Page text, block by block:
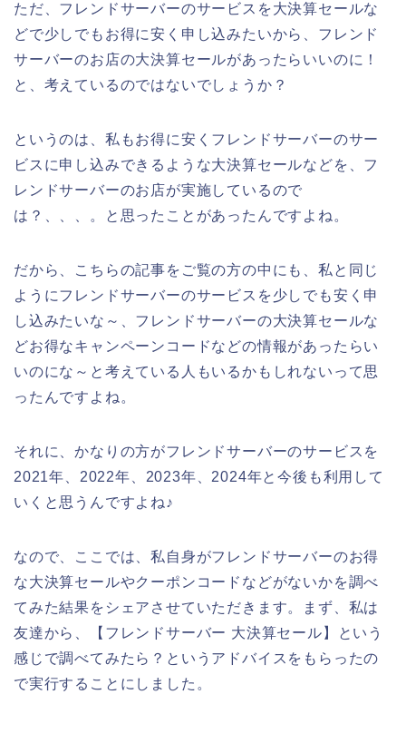
ただ、フレンドサーバーのサービスを大決算セールな
どで少しでもお得に安く申し込みたいから、フレンド
サーバーのお店の大決算セールがあったらいいのに！
と、考えているのではないでしょうか？
というのは、私もお得に安くフレンドサーバーのサー
ビスに申し込みできるような大決算セールなどを、フ
レンドサーバーのお店が実施しているので
は？、、、。と思ったことがあったんですよね。
だから、こちらの記事をご覧の方の中にも、私と同じ
ようにフレンドサーバーのサービスを少しでも安く申
し込みたいな～、フレンドサーバーの大決算セールな
どお得なキャンペーンコードなどの情報があったらい
いのにな～と考えている人もいるかもしれないって思
ったんですよね。
それに、かなりの方がフレンドサーバーのサービスを
2021年、2022年、2023年、2024年と今後も利用して
いくと思うんですよね♪
なので、ここでは、私自身がフレンドサーバーのお得
な大決算セールやクーポンコードなどがないかを調べ
てみた結果をシェアさせていただきます。まず、私は
友達から、【フレンドサーバー 大決算セール】という
感じで調べてみたら？というアドバイスをもらったの
で実行することにしました。